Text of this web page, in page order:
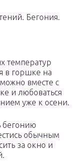
Бегония.
температур
в горшке на
вместе с
и любоваться
уже к осени.
бегонию
обычным
за окно и